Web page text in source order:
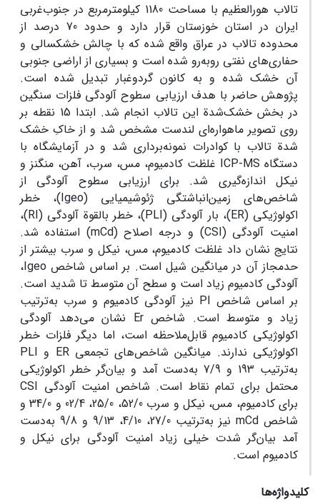
تالاب هورالعظیم با مساحت 1180 کیلومترمربع در جنوب‌غربی
ایران در استان خوزستان قرار دارد و حدود 70 درصد از
محدوده تالاب در عراق واقع شده که با چالش‌ خشکسالی و
حفاری‌های نفتی روبه‌رو شده است و بسیاری از اراضی جنوبی
آن خشک شده و به کانون گردوغبار تبدیل شده است.
پژوهش حاضر با هدف ارزیابی سطوح آلودگی فلزات سنگین
در بخش خشک‌شدة این تالاب انجام شد. ابتدا 15 نقطه بر
روی تصویر ماهواره‌ای لندست مشخص شد و از خاکِ خشک
شدة تالاب با کوادرات نمونه‌برداری شد و در آزمایشگاه با
دستگاه ICP-MS غلظت کادمیوم، مس، سرب، آهن، منگنز و
نیکل اندازه‌گیری شد. برای ارزیابی سطوح آلودگی از
شاخص‌های زمین‌انباشتگی ژئوشیمیایی (Igeo)، خطر
اکولوژیکی (ER)، بار آلودگی (PLI)، خطر بالقوة آلودگی (RI)،
امنیت آلودگی (CSI) و درجه اصلاح (mCd) استفاده شد.
نتایج نشان داد غلظت کادمیوم، مس، نیکل و سرب بیشتر از
حدمجاز آن در میانگین شیل است. بر اساس شاخص Igeo،
آلودگی کادمیوم زیاد است و سطح آن متوسط تا شدید است.
بر اساس شاخص PI نیز آلودگی کادمیوم و سرب به‌ترتیب
زیاد و متوسط است. شاخص Er نشان می‌دهد آلودگی
اکولوژیکی کادمیوم قابل‌ملاحظه است، اما دیگر فلزات خطر
اکولوژیکی ندارند. میانگین شاخص‌های تجمعی ER و PLI
به‌ترتیب 193 و 7/9 به‌دست آمد و بیان‌گر خطر اکولوژیکی
محتمل برای تمام نقاط است. شاخص امنیت آلودگی CSI
برای کادمیوم، مس، نیکل و سرب 52/0، 25/0، 02/4 و 34/0 و
شاخص mCd نیز به‌ترتیب 27/0، 4/10، 9/13 و 9/8 به‌دست
آمد بیان‌گر شدت خیلی زیاد امنیت آلودگی برای نیکل و
کادمیوم است.
کلیدواژه‌ها